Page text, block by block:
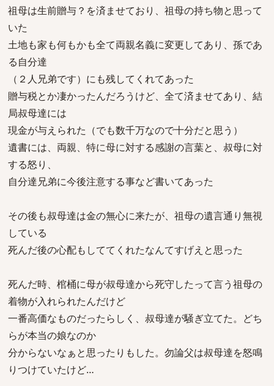
祖母は生前贈与？を済ませており、祖母の持ち物と思って
いた
土地も家も何もかも全て両親名義に変更してあり、孫であ
る自分達
（２人兄弟です）にも残してくれてあった
贈与税とか凄かったんだろうけど、全て済ませてあり、結
局叔母達には
現金が与えられた（でも数千万なので十分だと思う）
遺書には、両親、特に母に対する感謝の言葉と、叔母に対
する怒り、
自分達兄弟に今後注意する事など書いてあった
その後も叔母達は金の無心に来たが、祖母の遺言通り無視
している
死んだ後の心配もしててくれたなんてすげえと思った
死んだ時、棺桶に母が叔母達から死守したって言う祖母の
着物が入れられたんだけど
一番高価なものだったらしく、叔母達が騒ぎ立てた。どち
らが本当の娘なのか
分からないなぁと思ったりもした。勿論父は叔母達を怒鳴
りつけていたけど…